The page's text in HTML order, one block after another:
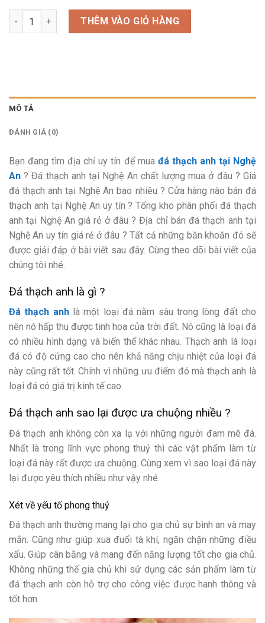
Đá thạch anh tại Nghệ An - Hotline 096 3456 627 số lượng
THÊM VÀO GIỎ HÀNG
MÔ TẢ
ĐÁNH GIÁ (0)
Bạn đang tìm địa chỉ uy tín để muađá thạch anh tại Nghệ
An ? Đá thạch anh tại Nghệ An chất lượng mua ở đâu ? Giá
đá thạch anh tại Nghệ An bao nhiêu ? Cửa hàng nào bán đá
thạch anh tại Nghệ An uy tín ? Tổng kho phân phối đá thạch
anh tại Nghệ An giá rẻ ở đâu ? Địa chỉ bán đá thạch anh tại
Nghệ An uy tín giá rẻ ở đâu ? Tất cả những băn khoăn đó sẽ
được giải đáp ở bài viết sau đây. Cùng theo dõi bài viết của
chúng tôi nhé.
Đá thạch anh là gì ?
Đá thạch anhlà một loại đá nằm sâu trong lòng đất cho
nên nó hấp thu được tinh hoa của trời đất. Nó cũng là loại đá
có nhiều hình dạng và biến thể khác nhau. Thạch anh là loại
đá có độ cứng cao cho nên khả năng chịu nhiệt của loại đá
này cũng rất tốt. Chính vì những ưu điểm đó mà thạch anh là
loại đá có giá trị kinh tế cao.
Đá thạch anh sao lại được ưa chuộng nhiều ?
Đá thạch anh không còn xa lạ với những người đam mê đá.
Nhất là trong lĩnh vực phong thuỷ thì các vật phẩm làm từ
loại đá này rất được ưa chuộng. Cùng xem vì sao loại đá này
lại được yêu thích nhiều như vậy nhé.
Xét về yếu tố phong thuỷ
Đá thạch anh thường mang lại cho gia chủ sự bình an và may
mắn. Cũng như giúp xua đuổi tà khí, ngăn chặn những điều
xấu. Giúp cân bằng và mang đến năng lượng tốt cho gia chủ.
Không những thế gia chủ khi sử dụng các sản phẩm làm từ
đá thạch anh còn hỗ trợ cho công việc được hanh thông và
tốt hơn.